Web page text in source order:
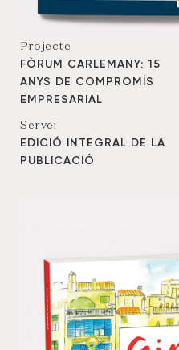
Projecte
FÒRUM CARLEMANY: 15
ANYS DE COMPROMÍS
EMPRESARIAL
Servei
EDICIÓ INTEGRAL DE LA
PUBLICACIÓ